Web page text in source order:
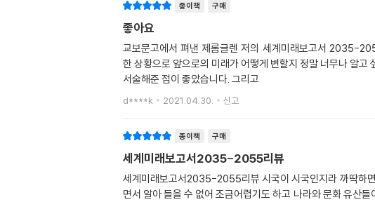
종이책 구매
좋아요
교보문고에서 펴낸 제롬글렌 저의 세계미래보고서 2035-
한 상황으로 앞으로의 미래가 어떻게 변할지 정말 너무나 알
서술해준 점이 좋았습니다. 그리고
d****k 2021.04.30. 신고
종이책 구매
세계미래보고서2035-2055리뷰
세계미래보고서2035-2055리뷰 시국이 시국인지라 까딱하면 휩쓸려 떠내려 갈 것 같은 기분에 원래 잘 읽지 않는 카테고리의 책이지만 뒤쳐지고 싶지 않아 구매했어요. 읽으
면서 알아 들을 수 없어 조금어렵기도 하고 나라와 문화 유산